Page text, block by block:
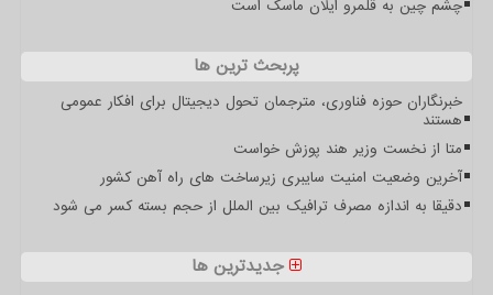
چشم چین به قلمرو ایلان ماسک است
پربحث ترین ها
خبرنگاران حوزه فناوری، مترجمان تحول دیجیتال برای افکار عمومی
هستند
متا از نخست وزیر هند پوزش خواست
آخرین وضعیت امنیت سایبری زیرساخت های راه آهن کشور
دقیقا به اندازه مصرف ترافیک بین الملل از حجم بسته کسر می شود
جدیدترین ها